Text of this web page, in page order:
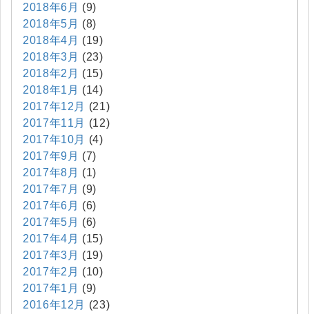
2018年6月 (9)
2018年5月 (8)
2018年4月 (19)
2018年3月 (23)
2018年2月 (15)
2018年1月 (14)
2017年12月
(21)
2017年11月
(12)
2017年10月
(4)
2017年9月 (7)
2017年8月 (1)
2017年7月 (9)
2017年6月 (6)
2017年5月 (6)
2017年4月 (15)
2017年3月 (19)
2017年2月 (10)
2017年1月 (9)
2016年12月
(23)